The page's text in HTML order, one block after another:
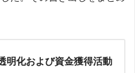
明化および資金獲得活動